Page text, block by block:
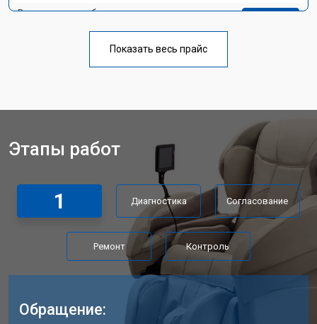
Ремонт на месте без замены
от 4400 ₽
Замена вторичного
Заказать
Прошивка массажного кресла
от 3700 ₽ Заказать
Замена сканера массажного кресла
Panasonic
от 5800 ₽ Заказать
Ремонт пневмокамеры от 3900 ₽ Заказать
Ремонт пульта управления от 4200 ₽ Заказать
Ремонт электропроводки от 3900 ₽ Заказать
Ремонт сканера массажного кресла
Panasonic
Показать весь прайс
Этапы работ
1 Диагностика Согласование
Ремонт Контроль
Обращение: